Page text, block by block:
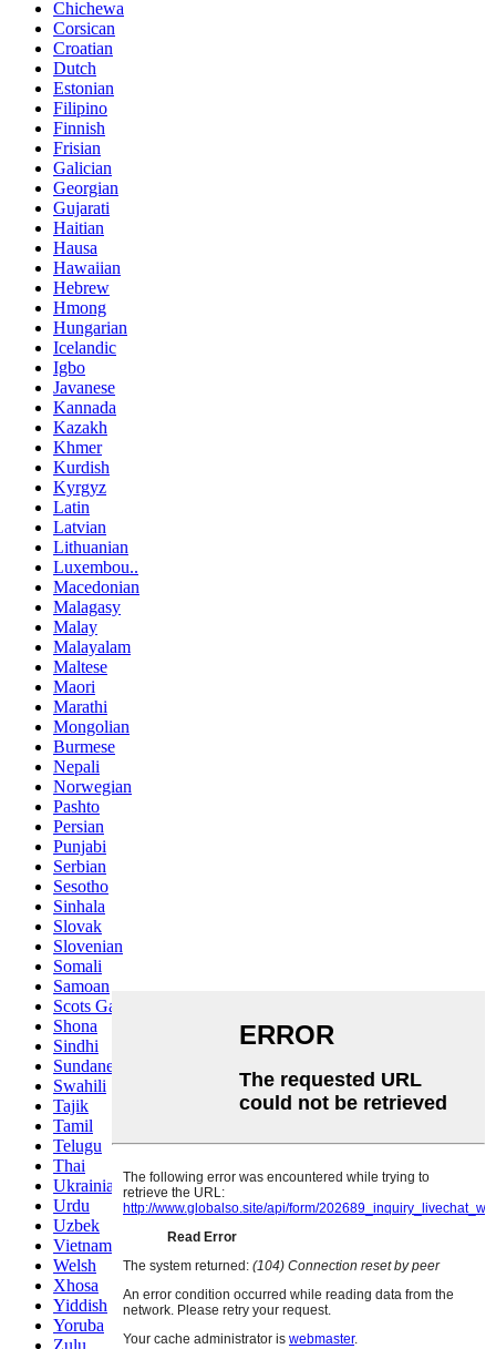
Chichewa
Corsican
Croatian
Dutch
Estonian
Filipino
Finnish
Frisian
Galician
Georgian
Gujarati
Haitian
Hausa
Hawaiian
Hebrew
Hmong
Hungarian
Icelandic
Igbo
Javanese
Kannada
Kazakh
Khmer
Kurdish
Kyrgyz
Latin
Latvian
Lithuanian
Luxembou..
Macedonian
Malagasy
Malay
Malayalam
Maltese
Maori
Marathi
Mongolian
Burmese
Nepali
Norwegian
Pashto
Persian
Punjabi
Serbian
Sesotho
Sinhala
Slovak
Slovenian
Somali
Samoan
Scots Gaelic
Shona
Sindhi
Sundanese
Swahili
Tajik
Tamil
Telugu
Thai
Ukrainian
Urdu
Uzbek
Vietnamese
Welsh
Xhosa
Yiddish
Yoruba
Zulu